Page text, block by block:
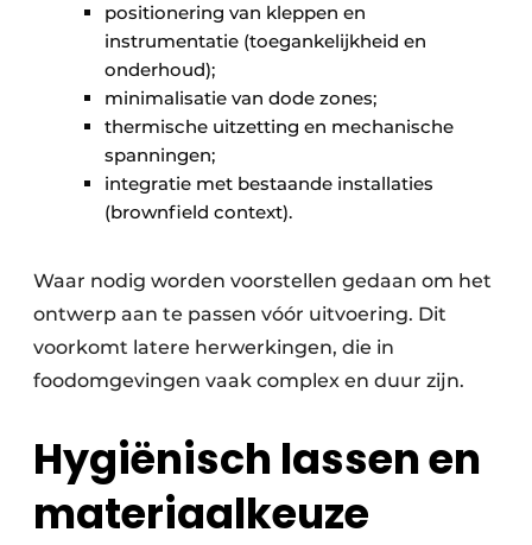
positionering van kleppen en
instrumentatie (toegankelijkheid en
onderhoud);
minimalisatie van dode zones;
thermische uitzetting en mechanische
spanningen;
integratie met bestaande installaties
(brownfield context).
Waar nodig worden voorstellen gedaan om het
ontwerp aan te passen vóór uitvoering. Dit
voorkomt latere herwerkingen, die in
foodomgevingen vaak complex en duur zijn.
Hygiënisch lassen en
materiaalkeuze